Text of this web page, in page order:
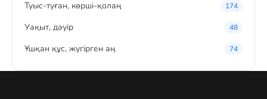
Туыс-туған, көрші-қолаң 174
Уақыт, дәуір 48
Ұшқан құс, жүгірген аң 74